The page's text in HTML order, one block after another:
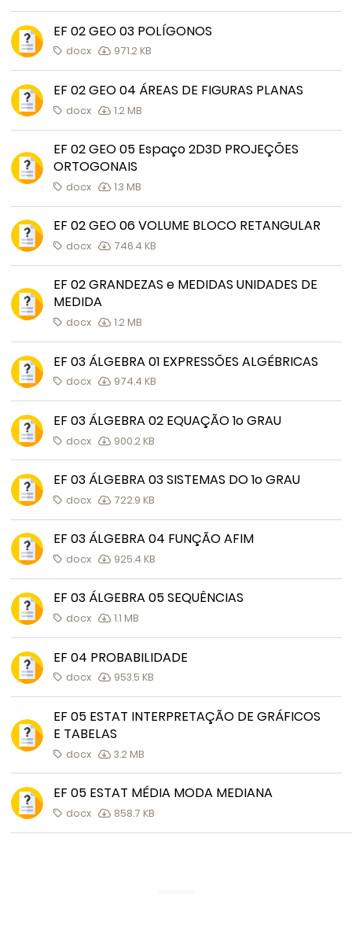
EF 02 GEO 03 POLÍGONOS
docx 971.2 KB
EF 02 GEO 04 ÁREAS DE FIGURAS PLANAS
docx 1.2 MB
EF 02 GEO 05 Espaço 2D3D PROJEÇÕES
ORTOGONAIS
docx 1.3 MB
EF 02 GEO 06 VOLUME BLOCO RETANGULAR
docx 746.4 KB
EF 02 GRANDEZAS e MEDIDAS UNIDADES DE
MEDIDA
docx 1.2 MB
EF 03 ÁLGEBRA 01 EXPRESSÕES ALGÉBRICAS
docx 974.4 KB
EF 03 ÁLGEBRA 02 EQUAÇÃO 1o GRAU
docx 900.2 KB
EF 03 ÁLGEBRA 03 SISTEMAS DO 1o GRAU
docx 722.9 KB
EF 03 ÁLGEBRA 04 FUNÇÃO AFIM
docx 925.4 KB
EF 03 ÁLGEBRA 05 SEQUÊNCIAS
docx 1.1 MB
EF 04 PROBABILIDADE
docx 953.5 KB
EF 05 ESTAT INTERPRETAÇÃO DE GRÁFICOS
E TABELAS
docx 3.2 MB
EF 05 ESTAT MÉDIA MODA MEDIANA
docx 858.7 KB